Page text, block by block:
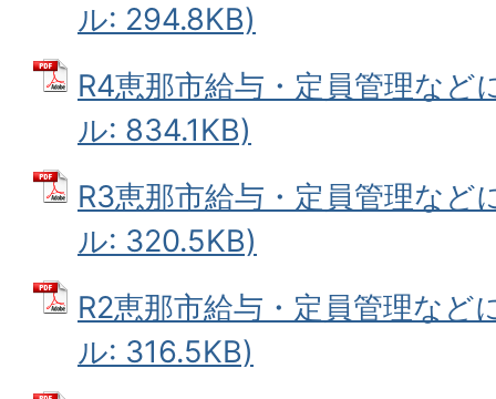
ル: 294.8KB)
R4恵那市給与・定員管理など
ル: 834.1KB)
R3恵那市給与・定員管理など
ル: 320.5KB)
R2恵那市給与・定員管理など
ル: 316.5KB)